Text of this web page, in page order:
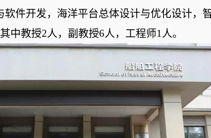
件开发，海洋平台总体设计与优化设计，
中教授2人，副教授6人，工程师1人。